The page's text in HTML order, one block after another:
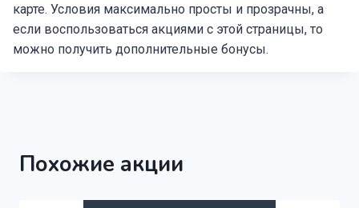
карте. Условия максимально просты и прозрачны, а
если воспользоваться акциями с этой страницы, то
можно получить дополнительные бонусы.
Похожие акции